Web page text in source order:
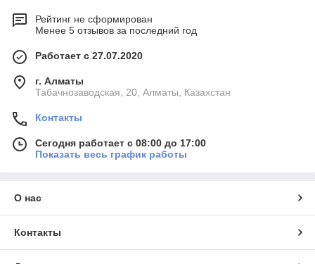
Рейтинг не сформирован
Менее 5 отзывов за последний год
Работает с 27.07.2020
г. Алматы
Табачнозаводская, 20, Алматы, Казахстан
Контакты
Сегодня работает с 08:00 до 17:00
Показать весь график работы
О нас
Контакты